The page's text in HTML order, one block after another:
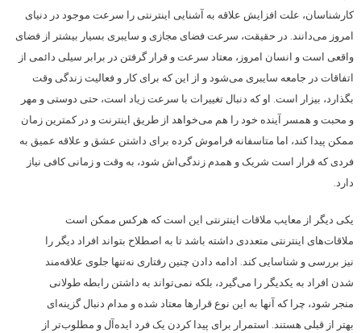
کارشناسان، علت افزایش علاقه به آشنایی اینترنتی را سرعت موجود در دنیای
امروز می‌دانند. در حقیقت، سرعت فضای مجازی و سایبری بسیار بیشتر از فضای
واقعی است و انسان امروز، معتاد سرعت و قرار گرفتن در برابر سیلی دائمی از
اتفاقات در جامعه سایبری می‌شود و از این که برای کار و فعالیت زندگی وقت
بگذارد، بیزار است. او که دنبال تغییرات با سرعت زیاد است، حتی دوستی و مهر
و محبت و همسر آینده خود را هم می‌خواهد از طریق اینترنت و در کمترین زمان
ممکن پیدا کند، اما متاسفانه فراموش کرده برای داشتن عشق و علاقه عمیق به
فردی که قرار است شریک و همدم زندگی‌اش شود، به وقت و زمانی کافی نیاز
دارد.
یکی دیگر از معایب ملاقات اینترنتی این است که هر‌کس ممکن است
ملاقات‌های اینترنتی متعددی داشته باشد تا به اصطلاح بتواند افراد دیگر را
نیز بررسی و شناسایی کند. ادامه دادن چنین رفتاری نه‌تنها جلوی علاقه‌مند
شدن افراد به یکدیگر را می‌گیرد، بلکه نمی‌تواند به داشتن رابطه طولانی
منجر شود، چرا که آنها به این نوع قرارها معتاد شده و مدام دنبال گزینه‌ای
بهتر از قبلی هستند. استمرار برای پیدا کردن یک فرد ایده‌آل و مطلوب‌تر از